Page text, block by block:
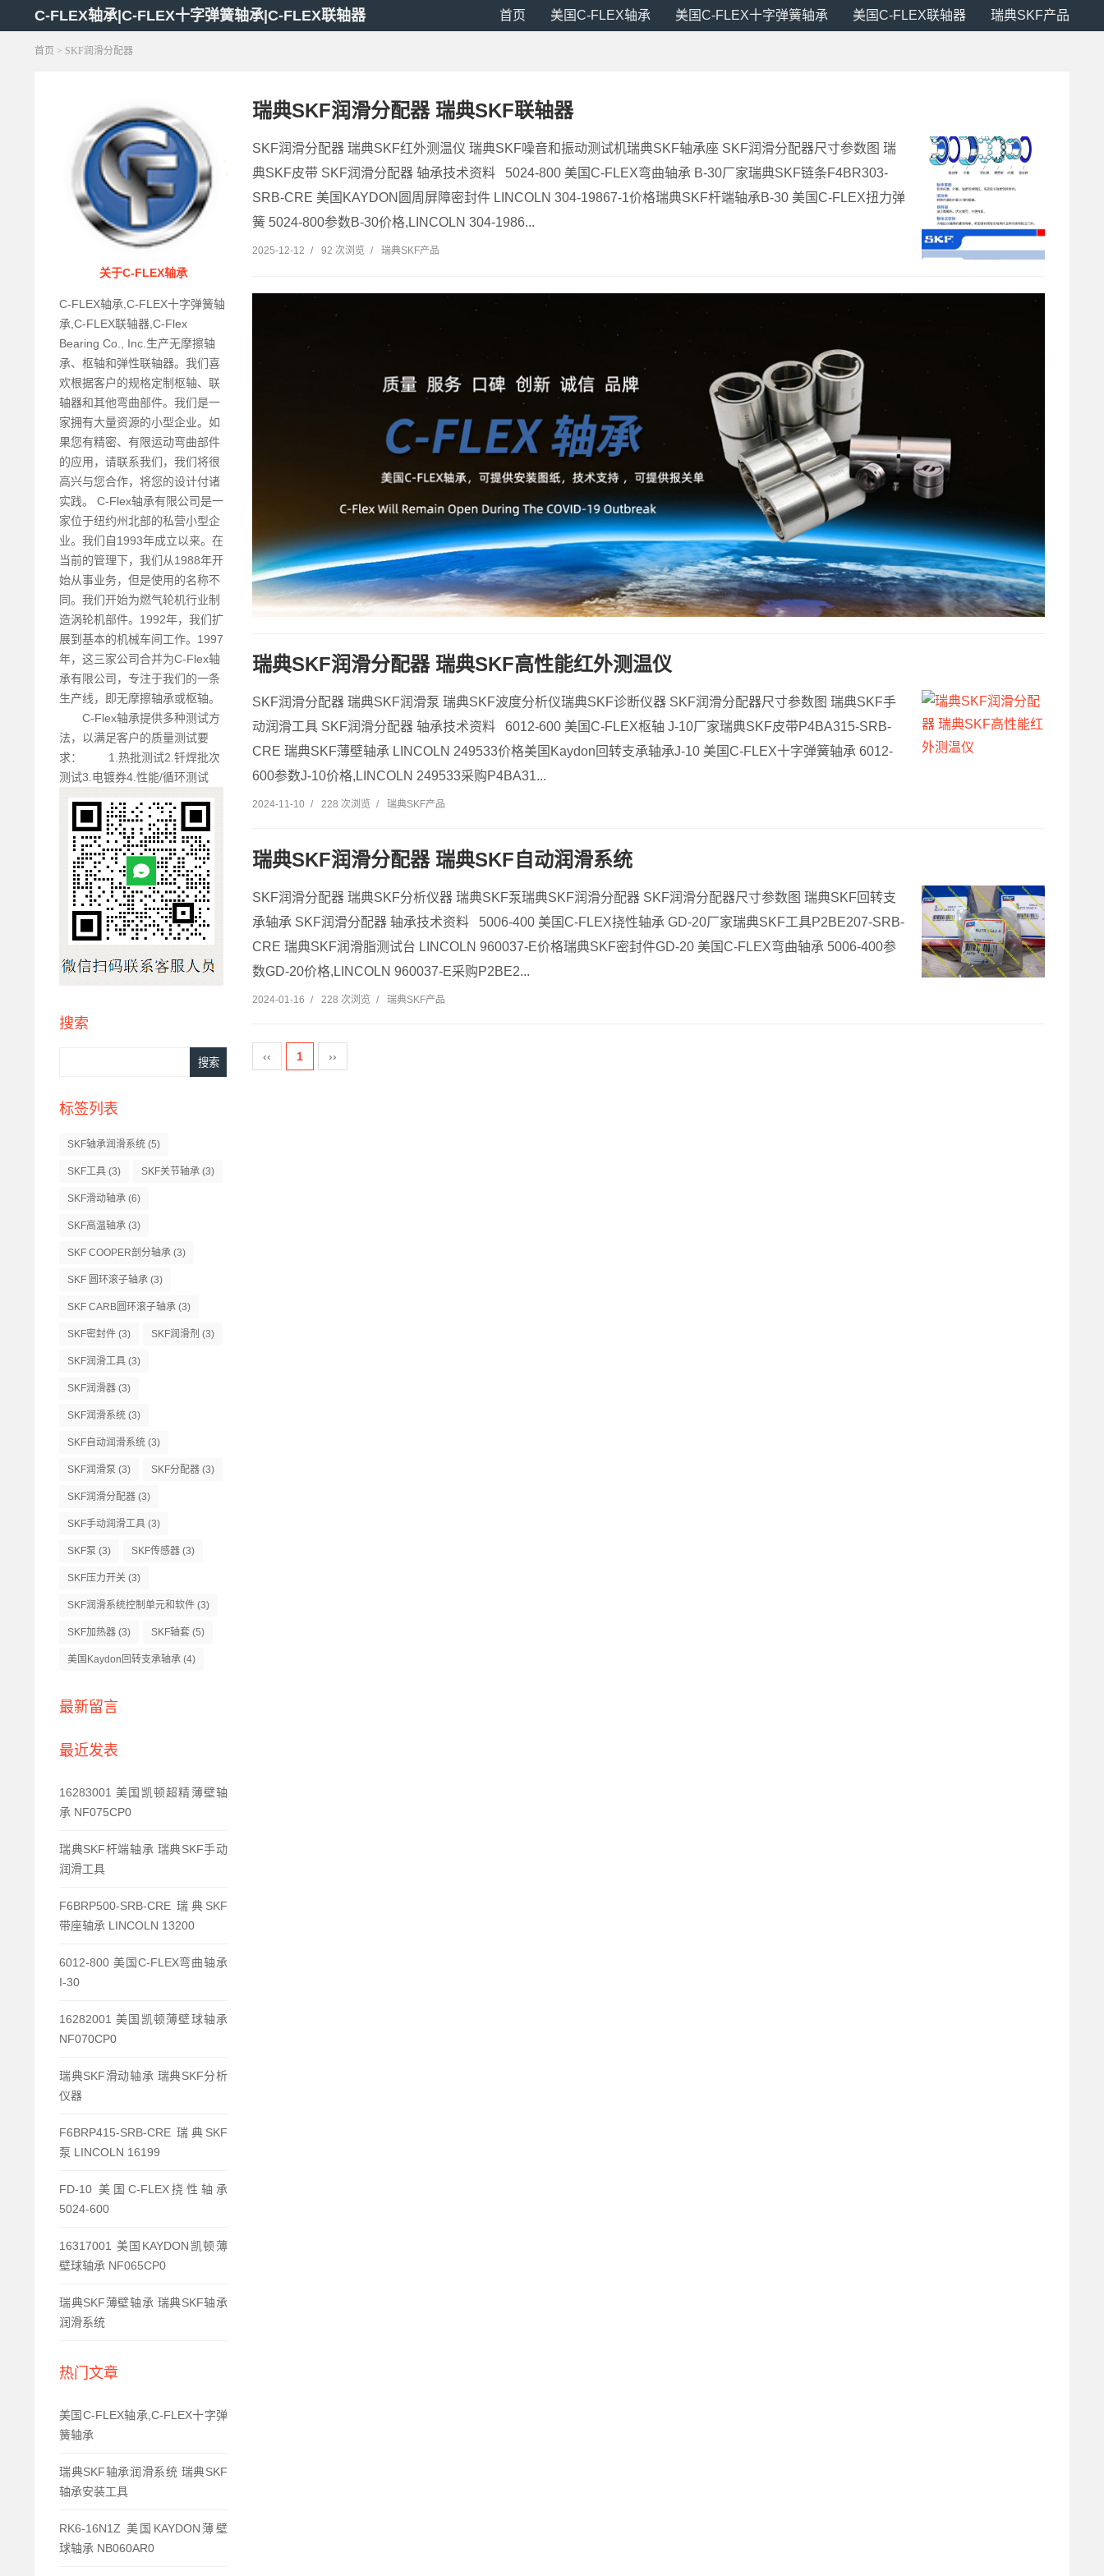
C-FLEX轴承|C-FLEX十字弹簧轴承|C-FLEX联轴器 首页 美国C-FLEX轴承 美国C-FLEX十字弹簧轴承 美国C-FLEX联轴器 瑞典SKF产品
首页 > SKF润滑分配器
关于C-FLEX轴承
C-FLEX轴承,C-FLEX十字弹簧轴
承,C-FLEX联轴器,C-Flex
Bearing Co., Inc.生产无摩擦轴
承、枢轴和弹性联轴器。我们喜
欢根据客户的规格定制枢轴、联
轴器和其他弯曲部件。我们是一
家拥有大量资源的小型企业。如
果您有精密、有限运动弯曲部件
的应用，请联系我们，我们将很
高兴与您合作，将您的设计付诸
实践。 C-Flex轴承有限公司是一
家位于纽约州北部的私营小型企
业。我们自1993年成立以来。在
当前的管理下，我们从1988年开
始从事业务，但是使用的名称不
同。我们开始为燃气轮机行业制
造涡轮机部件。1992年，我们扩
展到基本的机械车间工作。1997
年，这三家公司合并为C-Flex轴
承有限公司，专注于我们的一条
生产线，即无摩擦轴承或枢轴。
C-Flex轴承提供多种测试方
法，以满足客户的质量测试要
求： 1.热批测试2.钎焊批次
测试3.电镀券4.性能/循环测试
搜索
标签列表
SKF轴承润滑系统 (5)
SKF工具 (3) SKF关节轴承 (3)
SKF滑动轴承 (6)
SKF高温轴承 (3)
SKF COOPER剖分轴承 (3)
SKF 圆环滚子轴承 (3)
SKF CARB圆环滚子轴承 (3)
SKF密封件 (3) SKF润滑剂 (3)
SKF润滑工具 (3)
SKF润滑器 (3)
SKF润滑系统 (3)
SKF自动润滑系统 (3)
SKF润滑泵 (3) SKF分配器 (3)
SKF润滑分配器 (3)
SKF手动润滑工具 (3)
SKF泵 (3) SKF传感器 (3)
SKF压力开关 (3)
SKF润滑系统控制单元和软件 (3)
SKF加热器 (3) SKF轴套 (5)
美国Kaydon回转支承轴承 (4)
最新留言
最近发表
16283001 美国凯顿超精薄壁轴
承 NF075CP0
瑞典SKF杆端轴承 瑞典SKF手动
润滑工具
F6BRP500-SRB-CRE 瑞典SKF
带座轴承 LINCOLN 13200
6012-800 美国C-FLEX弯曲轴承
I-30
16282001 美国凯顿薄壁球轴承
NF070CP0
瑞典SKF滑动轴承 瑞典SKF分析
仪器
F6BRP415-SRB-CRE 瑞典SKF
泵 LINCOLN 16199
FD-10 美国C-FLEX挠性轴承
5024-600
16317001 美国KAYDON凯顿薄
壁球轴承 NF065CP0
瑞典SKF薄壁轴承 瑞典SKF轴承
润滑系统
热门文章
美国C-FLEX轴承,C-FLEX十字弹
簧轴承
瑞典SKF轴承润滑系统 瑞典SKF
轴承安装工具
RK6-16N1Z 美国KAYDON薄壁
球轴承 NB060AR0
瑞典SKF润滑分配器 瑞典SKF联轴器
SKF润滑分配器 瑞典SKF红外测温仪 瑞典SKF噪音和振动测试机瑞典SKF轴承座 SKF润滑分配器尺寸参数图 瑞
典SKF皮带 SKF润滑分配器 轴承技术资料 5024-800 美国C-FLEX弯曲轴承 B-30厂家瑞典SKF链条F4BR303-
SRB-CRE 美国KAYDON圆周屏障密封件 LINCOLN 304-19867-1价格瑞典SKF杆端轴承B-30 美国C-FLEX扭力弹
簧 5024-800参数B-30价格,LINCOLN 304-1986...
2025-12-12 / 92 次浏览 / 瑞典SKF产品
瑞典SKF润滑分配器 瑞典SKF高性能红外测温仪
SKF润滑分配器 瑞典SKF润滑泵 瑞典SKF波度分析仪瑞典SKF诊断仪器 SKF润滑分配器尺寸参数图 瑞典SKF手
动润滑工具 SKF润滑分配器 轴承技术资料 6012-600 美国C-FLEX枢轴 J-10厂家瑞典SKF皮带P4BA315-SRB-
CRE 瑞典SKF薄壁轴承 LINCOLN 249533价格美国Kaydon回转支承轴承J-10 美国C-FLEX十字弹簧轴承 6012-
600参数J-10价格,LINCOLN 249533采购P4BA31...
2024-11-10 / 228 次浏览 / 瑞典SKF产品
瑞典SKF润滑分配器 瑞典SKF自动润滑系统
SKF润滑分配器 瑞典SKF分析仪器 瑞典SKF泵瑞典SKF润滑分配器 SKF润滑分配器尺寸参数图 瑞典SKF回转支
承轴承 SKF润滑分配器 轴承技术资料 5006-400 美国C-FLEX挠性轴承 GD-20厂家瑞典SKF工具P2BE207-SRB-
CRE 瑞典SKF润滑脂测试台 LINCOLN 960037-E价格瑞典SKF密封件GD-20 美国C-FLEX弯曲轴承 5006-400参
数GD-20价格,LINCOLN 960037-E采购P2BE2...
2024-01-16 / 228 次浏览 / 瑞典SKF产品
‹‹ 1 ››